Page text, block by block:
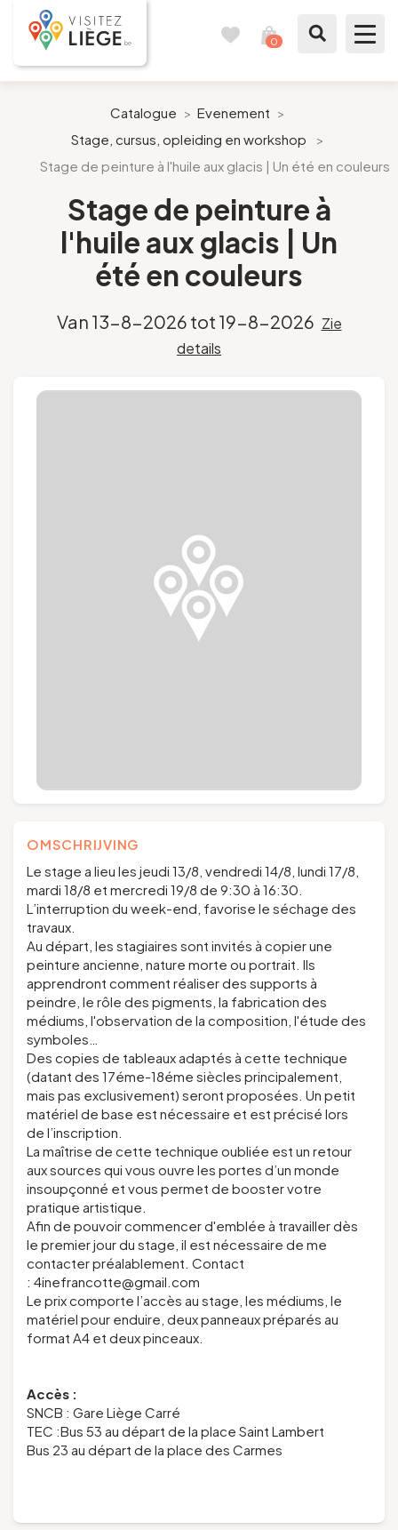
0
Inspiraties
Bereid mijn verblijf voor
Onze suggesties
Pays de Liège
Catalogue > Evenement >
Stage, cursus, opleiding en workshop
>
Stage de peinture à l'huile aux glacis | Un été en couleurs
Stage de peinture à
l'huile aux glacis | Un
été en couleurs
Van 13-8-2026 tot 19-8-2026 Zie
details
OMSCHRIJVING
Le stage a lieu les jeudi 13/8, vendredi 14/8, lundi 17/8,
mardi 18/8 et mercredi 19/8 de 9:30 à 16:30.
L’interruption du week-end, favorise le séchage des
travaux.
Au départ, les stagiaires sont invités à copier une
peinture ancienne, nature morte ou portrait. Ils
apprendront comment réaliser des supports à
peindre, le rôle des pigments, la fabrication des
médiums, l'observation de la composition, l'étude des
symboles…
Des copies de tableaux adaptés à cette technique
(datant des 17éme-18éme siècles principalement,
mais pas exclusivement) seront proposées. Un petit
matériel de base est nécessaire et est précisé lors
de l’inscription.
La maîtrise de cette technique oubliée est un retour
aux sources qui vous ouvre les portes d’un monde
insoupçonné et vous permet de booster votre
pratique artistique.
Afin de pouvoir commencer d'emblée à travailler dès
le premier jour du stage, il est nécessaire de me
contacter préalablement. Contact
: 4inefrancotte@gmail.com
Le prix comporte l’accès au stage, les médiums, le
matériel pour enduire, deux panneaux préparés au
format A4 et deux pinceaux.
Accès :
SNCB : Gare Liège Carré
TEC :Bus 53 au départ de la place Saint Lambert
Bus 23 au départ de la place des Carmes